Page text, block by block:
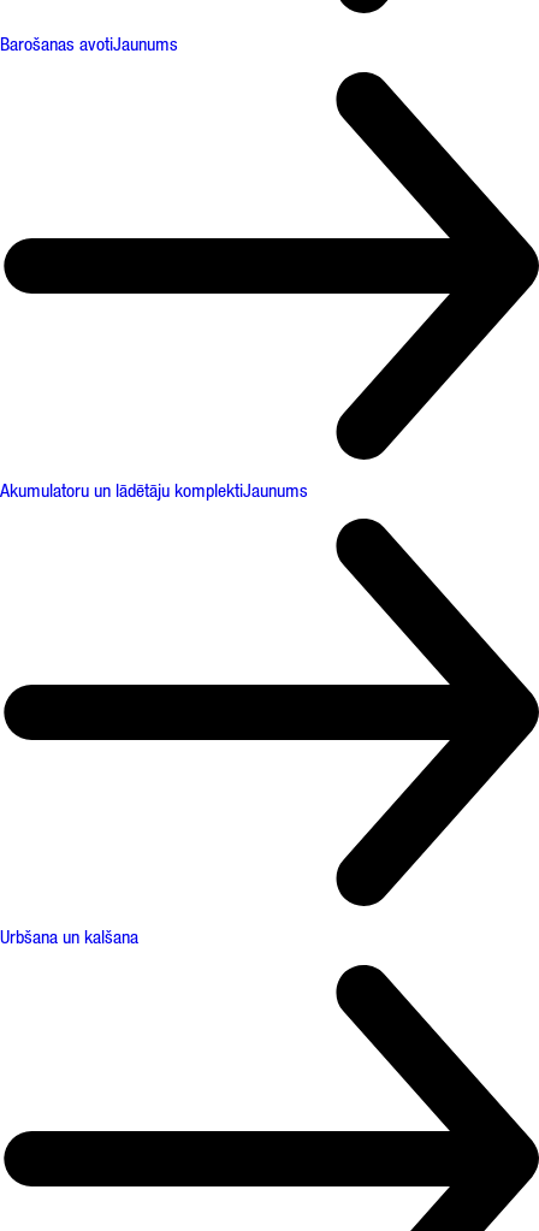
Barošanas avotiJaunums
Akumulatoru un lādētāju komplektiJaunums
Urbšana un kalšana